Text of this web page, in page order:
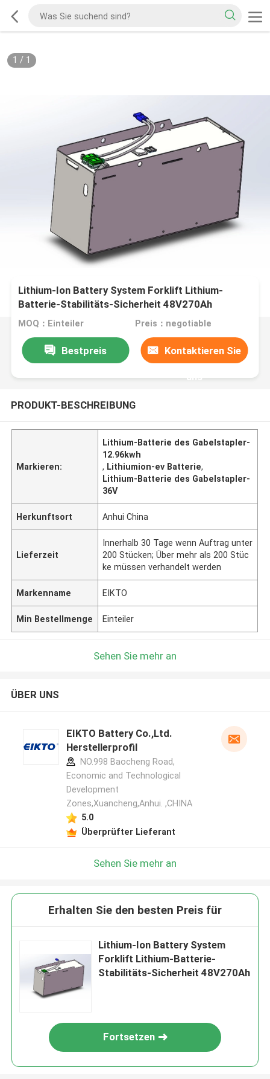
1 / 1
Lithium-Ion Battery System Forklift Lithium-
Batterie-Stabilitäts-Sicherheit 48V270Ah
MOQ：Einteiler Preis：negotiable
Bestpreis Kontaktieren Sie
uns
PRODUKT-BESCHREIBUNG
Markieren:
Lithium-Batterie des Gabelstapler-
12.96kwh
, Lithiumion-ev Batterie,
Lithium-Batterie des Gabelstapler-
36V
Herkunftsort Anhui China
Lieferzeit
Innerhalb 30 Tage wenn Auftrag unter
200 Stücken; Über mehr als 200 Stüc
ke müssen verhandelt werden
Markenname EIKTO
Min Bestellmenge Einteiler
Sehen Sie mehr an
ÜBER UNS
EIKTO Battery Co.,Ltd.
Herstellerprofil
NO.998 Baocheng Road,
Economic and Technological
Development
Zones,Xuancheng,Anhui. ,CHINA
5.0
Überprüfter Lieferant
Sehen Sie mehr an
Erhalten Sie den besten Preis für
Lithium-Ion Battery System
Forklift Lithium-Batterie-
Stabilitäts-Sicherheit 48V270Ah
Fortsetzen